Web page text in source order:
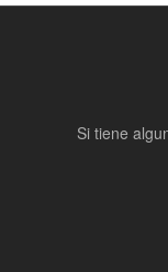
Si tiene